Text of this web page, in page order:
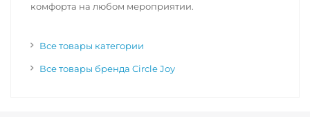
комфорта на любом мероприятии.
Все товары категории
Все товары бренда Circle Joy